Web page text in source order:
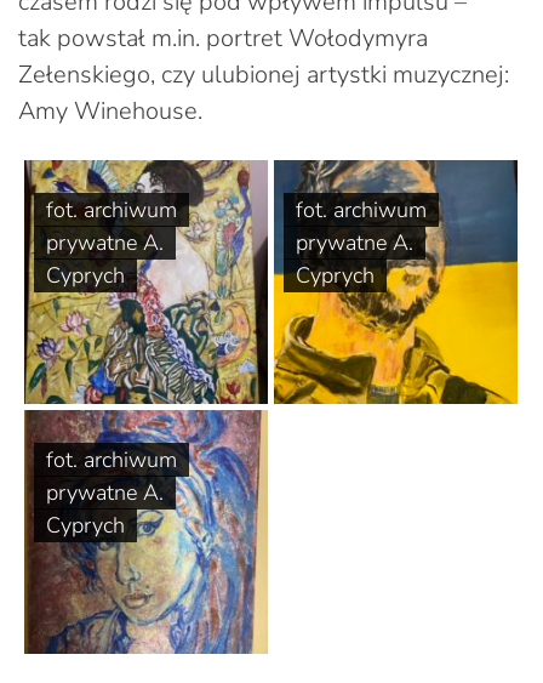
tak powstał m.in. portret Wołodymyra
Zełenskiego, czy ulubionej artystki muzycznej:
Amy Winehouse.
fot. archiwum
prywatne A.
Cyprych
fot. archiwum
prywatne A.
Cyprych
fot. archiwum
prywatne A.
Cyprych